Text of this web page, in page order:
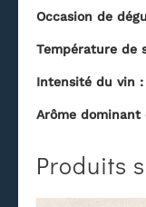
Occasion de
Température de
Intensité du vin :
Arôme dominant
Produits